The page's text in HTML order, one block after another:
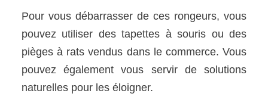
Pour vous débarrasser de ces rongeurs, vous
pouvez utiliser des tapettes à souris ou des
pièges à rats vendus dans le commerce. Vous
pouvez également vous servir de solutions
naturelles pour les éloigner.